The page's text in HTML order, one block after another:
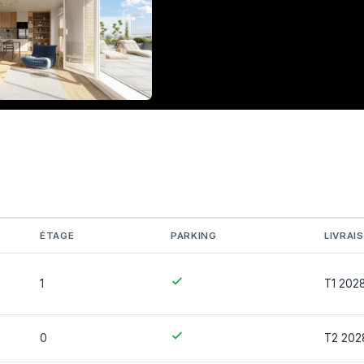
ÉTAGE PARKING
1 T1
0 T2